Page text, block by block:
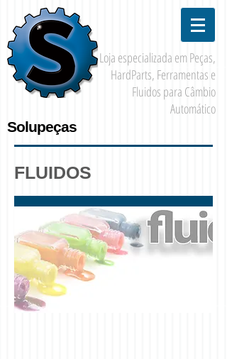
Loja especializada em Peças,
HardParts, Ferramentas e
Fluidos para Câmbio
Automático
Solupeças
FLUIDOS